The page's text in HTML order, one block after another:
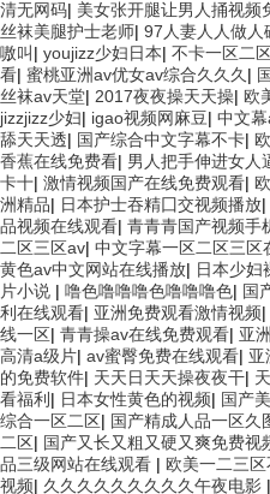
清无网码| 美女张开腿让男人捅视频
丝袜美腿护士老师| 97人妻人人做人
嗷叫| youjizz少妇日本| 不卡一区二
看| 蜜桃亚洲av优女av综合久久久 |
丝袜av天堂| 2017夜夜操天天操| 欧
jizzjizz少妇| igao视频网麻豆| 中文
舔天天透| 国产综合中文字幕不卡|
香蕉在线免费看| 男人把手伸进女人
卡十| 激情视频国产在线免费观看|
洲精品| 日本护士吞精囗交视频播放|
品视频在线观看| 青青青国产视频手
二区三区av| 中文字幕一区二区三区
黄色av中文网站在线播放| 日本少妇
片小说 | 噜色噜噜噜色噜噜噜色| 国
利在线观看| 亚洲免费观看激情视频|
线一区| 青青操av在线免费观看| 亚
高清a级片| av蜜臀免费在线观看| 亚
的免费软件| 天天日天天操夜夜干|
看福利| 日本女性黄色的视频| 国产
综合一区二区| 国产精成人品一区久
二区| 国产又长又粗又硬又爽免费视
品三级网站在线观看 | 欧美一二三
视频| 久久久久久久久久久午夜电影 |